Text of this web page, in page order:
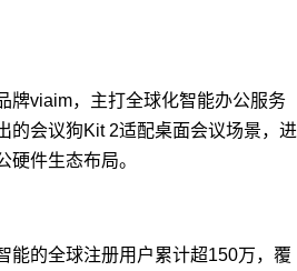
牌viaim，主打全球化智能办公服务
的会议狗Kit 2适配桌面会议场景，进
硬件生态布局。
能的全球注册用户累计超150万，覆